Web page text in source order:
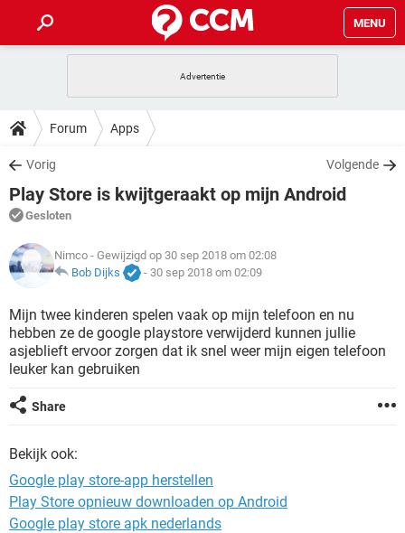
MENU
INSTAGRAM
NETFLIX
GRATIS SNAPCHAT
TIKTOK
HOW-TO
VIDEOBELLEN
NETFLIX
GRATIS
TIKTOK
DOWNLOADS
VIDEOBELLEN GAMES
INSTAGRAM
NETFLIX CORONAVIRUS
GRATIS
TIKTOK
FORUM
VIDEOBELLEN
INSTAGRAM WINDOWS 10
GRATIS SNAPCHAT
TIKTOK
ARTIKELEN
VIDEOBELLEN
INSTAGRAM WINDOWS 10
NETFLIX CORONAVIRUS
TIKTOK
Forum Apps
Vorig Volgende
Play Store is kwijtgeraakt op mijn Android
Gesloten
Nimco - Gewijzigd op 30 sep 2018 om 02:08
Bob Dijks
- 30 sep 2018 om 02:09
Mijn twee kinderen spelen vaak op mijn telefoon en nu
hebben ze de google playstore verwijderd kunnen jullie
asjeblieft ervoor zorgen dat ik snel weer mijn eigen telefoon
leuker kan gebruiken
Share
Bekijk ook:
Google play store-app herstellen
Play Store opnieuw downloaden op Android
Google play store apk nederlands